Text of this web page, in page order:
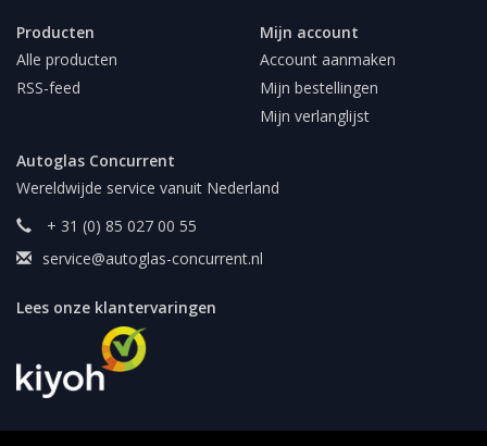
Producten
Alle producten
RSS-feed
Mijn account
Account aanmaken
Mijn bestellingen
Mijn verlanglijst
Autoglas Concurrent
Wereldwijde service vanuit Nederland
+ 31 (0) 85 027 00 55
service@autoglas-concurrent.nl
Lees onze klantervaringen